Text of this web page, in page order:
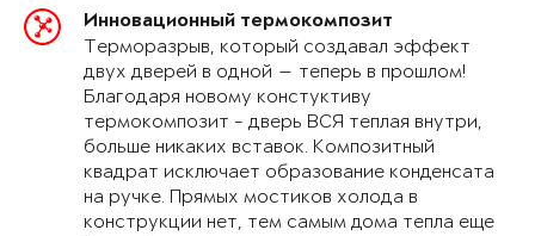
Инновационный термокомпозит
Терморазрыв, который создавал эффект
двух дверей в одной — теперь в прошлом!
Благодаря новому констуктиву
термокомпозит - дверь ВСЯ теплая внутри,
больше никаких вставок. Композитный
квадрат исключает образование конденсата
на ручке. Прямых мостиков холода в
конструкции нет, тем самым дома тепла еще